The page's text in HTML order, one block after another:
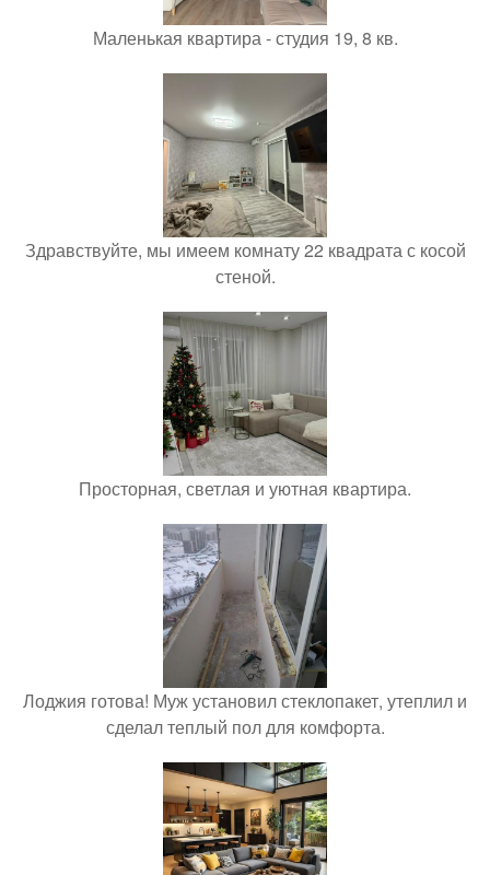
Маленькая квартира - студия 19, 8 кв.
Здравствуйте, мы имеем комнату 22 квадрата с косой
стеной.
Просторная, светлая и уютная квартира.
Лоджия готова! Муж установил стеклопакет, утеплил и
сделал теплый пол для комфорта.